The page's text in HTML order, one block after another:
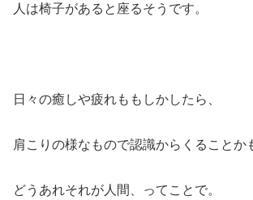
人は椅子があると座るそうです。
日々の癒しや疲れももしかしたら、
肩こりの様なもので認識からくることか
どうあれそれが人間、ってことで。